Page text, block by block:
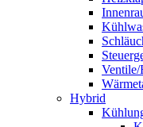
Ventile/
Hybrid